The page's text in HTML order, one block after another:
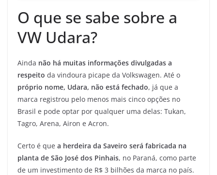
O que se sabe sobre a
VW Udara?
Ainda não há muitas informações divulgadas a
respeito da vindoura picape da Volkswagen. Até o
próprio nome, Udara, não está fechado, já que a
marca registrou pelo menos mais cinco opções no
Brasil e pode optar por qualquer uma delas: Tukan,
Tagro, Arena, Airon e Acron.
Certo é que a herdeira da Saveiro será fabricada na
planta de São José dos Pinhais, no Paraná, como parte
de um investimento de R$ 3 bilhões da marca no país.